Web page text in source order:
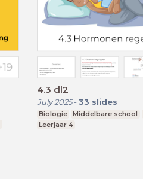
4.3 dl2
July 2025- 33 slides
Biologie Middelbare school
Leerjaar 4